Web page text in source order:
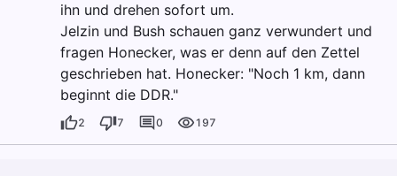
ihn und drehen sofort um.
Jelzin und Bush schauen ganz verwundert und
fragen Honecker, was er denn auf den Zettel
geschrieben hat. Honecker: "Noch 1 km, dann
beginnt die DDR."
2 7 0 197